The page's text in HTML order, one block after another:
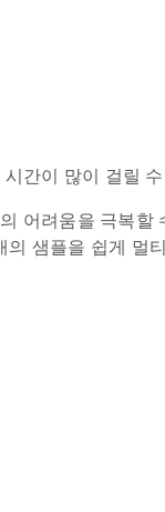
간이 많이 걸릴
어려움을 극복
샘플을 쉽게 멀